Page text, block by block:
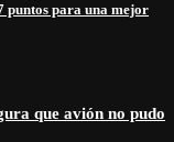
puntos para una mejor
que avión no pudo